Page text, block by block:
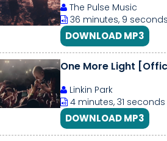
The Pulse Music
36 minutes, 9 seconds
DOWNLOAD MP3
One More Light
Linkin Park
4 minutes, 31 seconds
DOWNLOAD MP3